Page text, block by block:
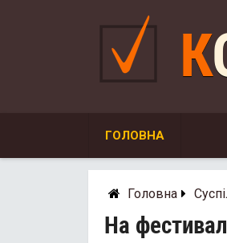
ГОЛОВНА
Головна
На